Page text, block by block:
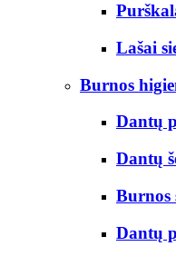
Lašai
Burnos
Dantų
Dantų
Burnos
Dantų